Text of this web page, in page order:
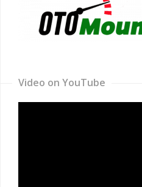
Video on YouTube